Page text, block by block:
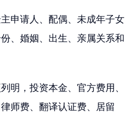
申请人、配偶、未成年子女
、婚姻、出生、亲属关系和
明，投资本金、官方费用、
师费、翻译认证费、居留